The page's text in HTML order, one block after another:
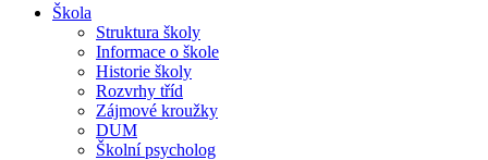
Škola
Struktura školy
Informace o škole
Historie školy
Rozvrhy tříd
Zájmové kroužky
DUM
Školní psycholog